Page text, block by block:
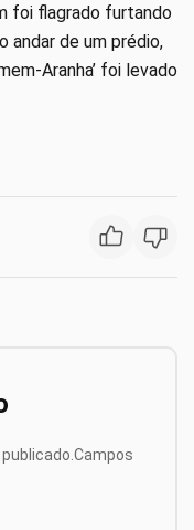
foi flagrado furtando
andar de um prédio,
Aranha’ foi levado
Campos